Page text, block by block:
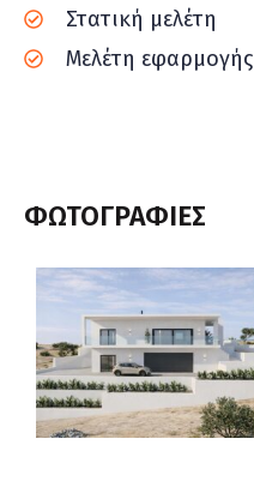
Στατική μελέτη
Μελέτη εφαρμογής
ΦΩΤΟΓΡΑΦΙΕΣ